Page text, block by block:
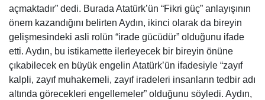
açmaktadır” dedi. Burada Atatürk’ün “Fikri güç” anlayışının
önem kazandığını belirten Aydın, ikinci olarak da bireyin
gelişmesindeki asli rolün “irade gücüdür” olduğunu ifade
etti. Aydın, bu istikamette ilerleyecek bir bireyin önüne
çıkabilecek en büyük engelin Atatürk’ün ifadesiyle “zayıf
kalpli, zayıf muhakemeli, zayıf iradeleri insanların tedbir adı
altında görecekleri engellemeler” olduğunu söyledi. Aydın,